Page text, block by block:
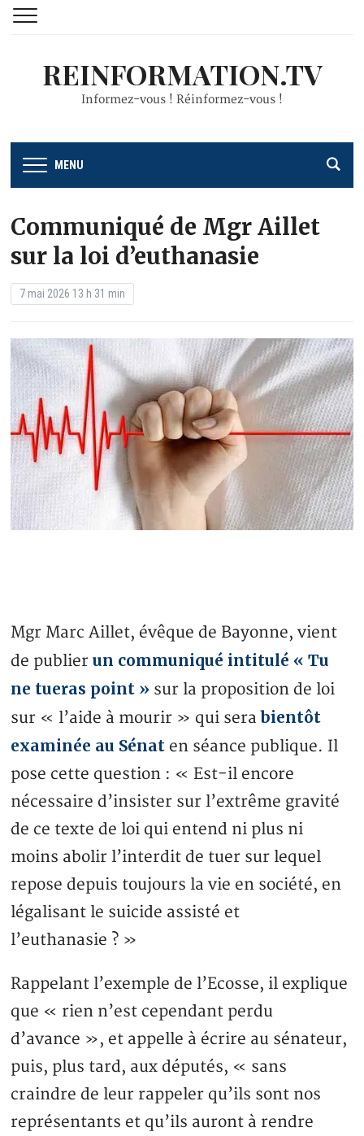
REINFORMATION.TV
Informez-vous ! Réinformez-vous !
MENU
Communiqué de Mgr Aillet
sur la loi d’euthanasie
7 mai 2026 13 h 31 min
Mgr Marc Aillet, évêque de Bayonne, vient
de publierun communiqué intitulé « Tu
ne tueras point » sur la proposition de loi
sur « l’aide à mourir » qui serabientôt
examinée au Sénat en séance publique. Il
pose cette question : « Est-il encore
nécessaire d’insister sur l’extrême gravité
de ce texte de loi qui entend ni plus ni
moins abolir l’interdit de tuer sur lequel
repose depuis toujours la vie en société, en
légalisant le suicide assisté et
l’euthanasie ? »
Rappelant l’exemple de l’Ecosse, il explique
que « rien n’est cependant perdu
d’avance », et appelle à écrire au sénateur,
puis, plus tard, aux députés, « sans
craindre de leur rappeler qu’ils sont nos
représentants et qu’ils auront à rendre